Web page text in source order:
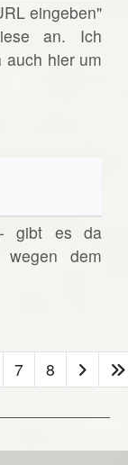
eingeben"
an. Ich
auch hier um
- gibt es da
wegen dem
7 8